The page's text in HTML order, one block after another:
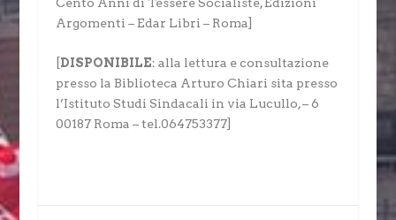
Argomenti – Edar Libri – Roma]
DISPONIBILE: alla lettura e consultazione
presso la Biblioteca Arturo Chiari sita presso
l’Istituto Studi Sindacali in via Lucullo, – 6
00187 Roma – tel.064753377]